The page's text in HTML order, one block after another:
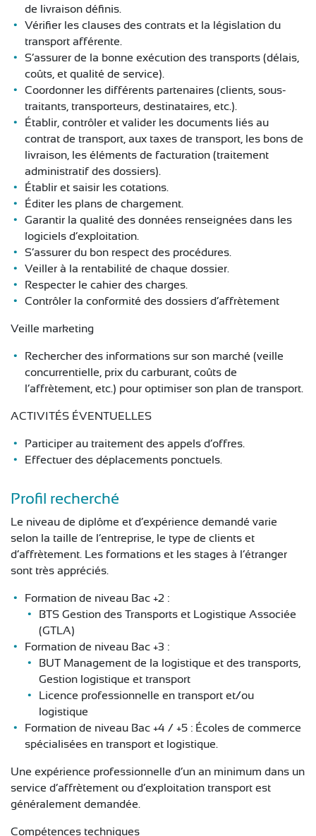
de livraison définis.
Vérifier les clauses des contrats et la législation du
transport afférente.
S’assurer de la bonne exécution des transports (délais,
coûts, et qualité de service).
Coordonner les différents partenaires (clients, sous-
traitants, transporteurs, destinataires, etc.).
Établir, contrôler et valider les documents liés au
contrat de transport, aux taxes de transport, les bons de
livraison, les éléments de facturation (traitement
administratif des dossiers).
Établir et saisir les cotations.
Éditer les plans de chargement.
Garantir la qualité des données renseignées dans les
logiciels d’exploitation.
S’assurer du bon respect des procédures.
Veiller à la rentabilité de chaque dossier.
Respecter le cahier des charges.
Contrôler la conformité des dossiers d’affrètement
Veille marketing
Rechercher des informations sur son marché (veille
concurrentielle, prix du carburant, coûts de
l’affrètement, etc.) pour optimiser son plan de transport.
ACTIVITÉS ÉVENTUELLES
Participer au traitement des appels d’offres.
Effectuer des déplacements ponctuels.
Profil recherché
Le niveau de diplôme et d’expérience demandé varie
selon la taille de l’entreprise, le type de clients et
d’affrètement. Les formations et les stages à l’étranger
sont très appréciés.
Formation de niveau Bac +2 :
BTS Gestion des Transports et Logistique Associée
(GTLA)
Formation de niveau Bac +3 :
BUT Management de la logistique et des transports,
Gestion logistique et transport
Licence professionnelle en transport et/ou
logistique
Formation de niveau Bac +4 / +5 : Écoles de commerce
spécialisées en transport et logistique.
Une expérience professionnelle d’un an minimum dans un
service d’affrètement ou d’exploitation transport est
généralement demandée.
Compétences techniques